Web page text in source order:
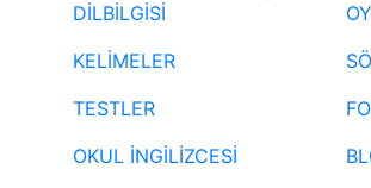
DİLBİLGİSİ
KELİMELER
TESTLER
OKUL İNGİLİZCESİ